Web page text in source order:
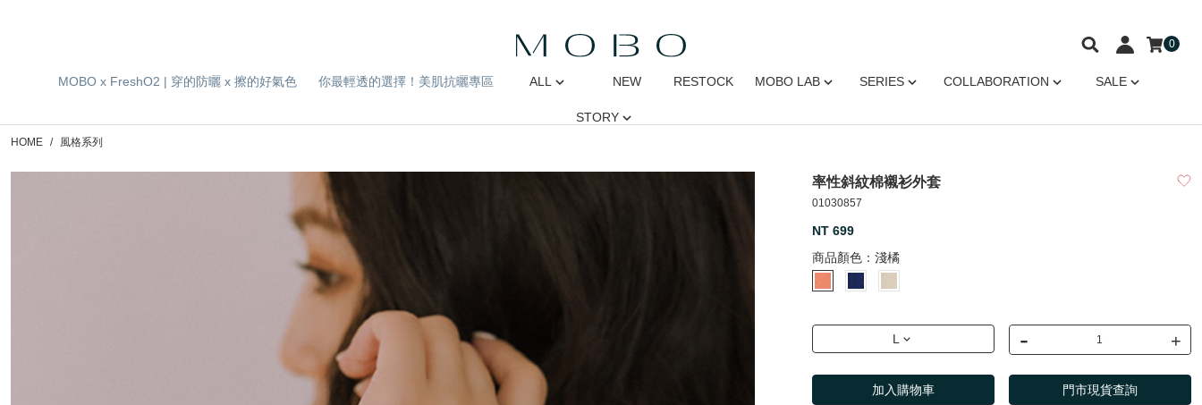
MOBO x FreshO2 | 穿的防曬 x 擦的好氣色 你最輕透的選擇！美肌抗曬專區 ALL NEW RESTOCK MOBO LAB SERIES COLLABORATION SALE
STORY
0
HOME 風格系列
率性斜紋棉襯衫外套
01030857
NT 699
商品顏色： 淺橘
L - +
加入購物車 門市現貨查詢